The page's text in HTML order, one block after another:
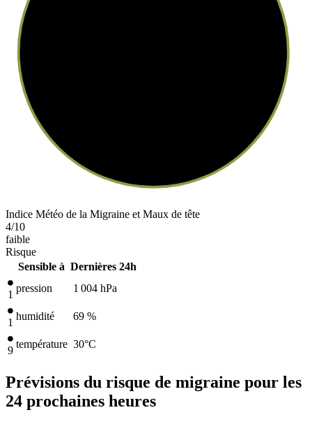
Indice Météo de la Migraine et Maux de tête
4/10
faible
Risque
Sensible à Dernières 24h
1
pression 1 004 hPa
1
humidité 69 %
9
température 30°C
Prévisions du risque de migraine pour les
24 prochaines heures